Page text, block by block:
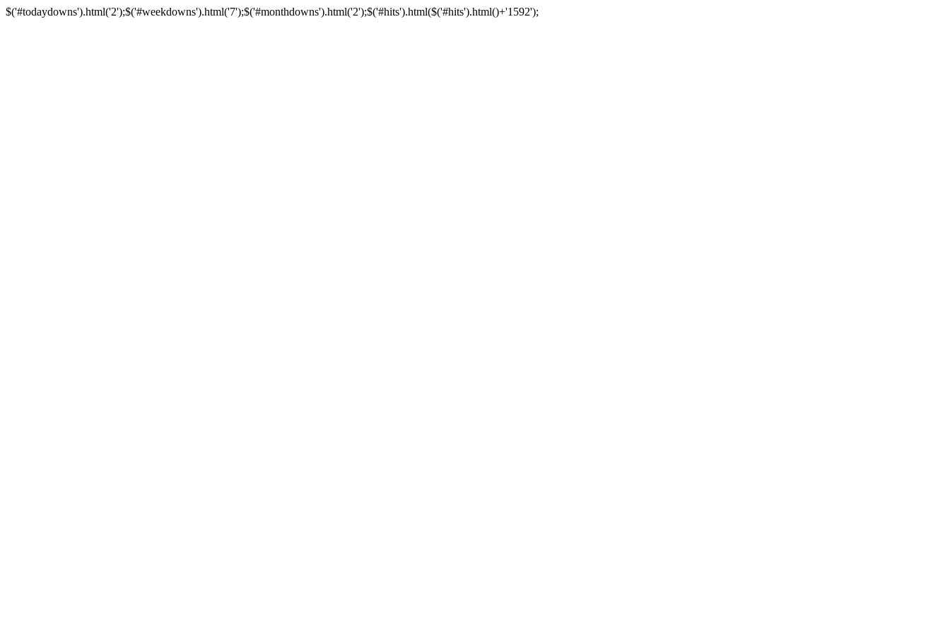
$('#todaydowns').html('2');$('#weekdowns').html('7');$('#monthdowns').html('2');$('#hits').html($('#hits').html()+'1592');